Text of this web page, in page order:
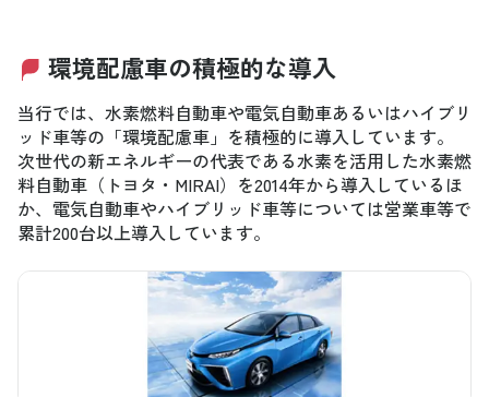
環境配慮車の積極的な導入
当行では、水素燃料自動車や電気自動車あるいはハイブリ
ッド車等の「環境配慮車」を積極的に導入しています。
次世代の新エネルギーの代表である水素を活用した水素燃
料自動車（トヨタ・MIRAI）を2014年から導入しているほ
か、電気自動車やハイブリッド車等については営業車等で
累計200台以上導入しています。